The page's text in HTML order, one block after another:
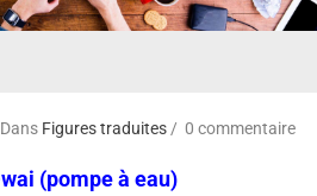
Dans Figures traduites 0 commentaire
(pompe à eau)